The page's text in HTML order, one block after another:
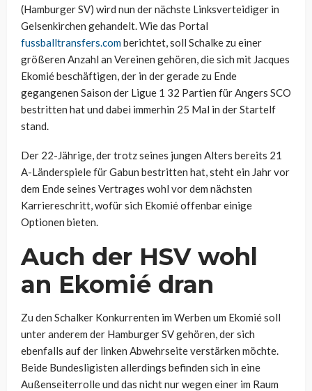
(Hamburger SV) wird nun der nächste Linksverteidiger in
Gelsenkirchen gehandelt. Wie das Portal
fussballtransfers.comberichtet, soll Schalke zu einer
größeren Anzahl an Vereinen gehören, die sich mit Jacques
Ekomié beschäftigen, der in der gerade zu Ende
gegangenen Saison der Ligue 1 32 Partien für Angers SCO
bestritten hat und dabei immerhin 25 Mal in der Startelf
stand.
Der 22-Jährige, der trotz seines jungen Alters bereits 21
A-Länderspiele für Gabun bestritten hat, steht ein Jahr vor
dem Ende seines Vertrages wohl vor dem nächsten
Karriereschritt, wofür sich Ekomié offenbar einige
Optionen bieten.
Auch der HSV wohl
an Ekomié dran
Zu den Schalker Konkurrenten im Werben um Ekomié soll
unter anderem der Hamburger SV gehören, der sich
ebenfalls auf der linken Abwehrseite verstärken möchte.
Beide Bundesligisten allerdings befinden sich in eine
Außenseiterrolle und das nicht nur wegen einer im Raum